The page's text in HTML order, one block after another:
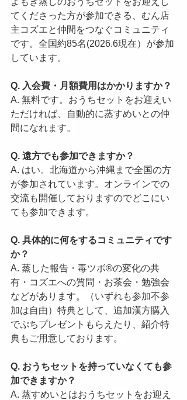
てくださった方が参加できる、むん店
主コズエと仲間をつなぐコミュニティ
です。全国約85名(2026.6現在）が参加
しています。
Q. 入会費・月額費用はかかりますか？
A. 無料です。おうちセットをお迎えい
ただければ、自動的に蒸すめいとの仲
間になれます。
Q. 遠方でも参加できますか？
A. はい。北海道から沖縄まで全国の方
が参加されています。オンラインでの
交流も開催しておりますのでどこにい
ても参加できます。
Q. 具体的に何をするコミュニティです
か？
A. 蒸した報告・毒ツボ®️の変化の共
有・コズエへの質問・お茶会・勉強会
などがあります。（いずれも参加不参
加は自由）特典として、追加漢方購入
でぷちプレゼントもらえたり、紹介特
典もご用意しております。
Q. おうちセットを持っていなくても参
加できますか？
A. 蒸すめいとはおうちセットをお迎え